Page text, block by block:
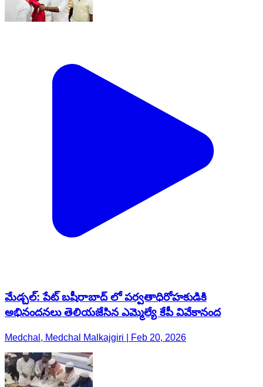
మేడ్చల్: పేట్ బషీరాబాద్ లో పర్వతాధిరోహకుడికి
అభినందనలు తెలియజేసిన ఎమ్మెల్యే కేపీ వివేకానంద
Medchal, Medchal Malkajgiri | Feb 20, 2026